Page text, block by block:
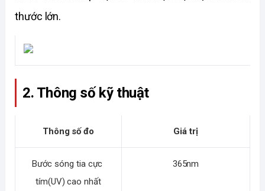
thước lớn.
2. Thông số kỹ thuật
Thông số đo Giá trị
Bước sóng tia cực
tím(UV) cao nhất
365nm